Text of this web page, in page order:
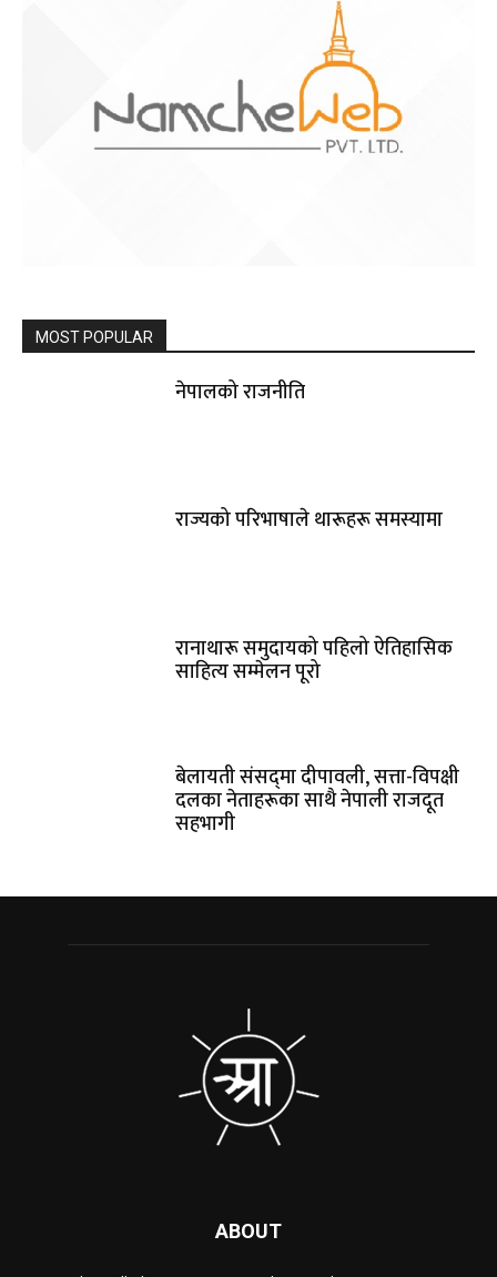
MOST POPULAR
नेपालको राजनीति
राज्यको परिभाषाले थारूहरू समस्यामा
रानाथारू समुदायको पहिलो ऐतिहासिक
साहित्य सम्मेलन पूरो
बेलायती संसद्‌मा दीपावली‚ सत्ता-विपक्षी
दलका नेताहरूका साथै नेपाली राजदूत
सहभागी
ABOUT